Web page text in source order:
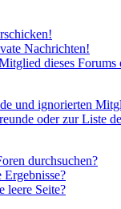
Nachrichten!
dieses Forums
und ignorierten
oder zur Liste
durchsuchen?
Ergebnisse?
leere Seite?